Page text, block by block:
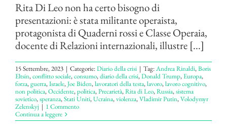
Rita Di Leo non ha certo bisogno di
presentazioni: è stata militante operaista,
protagonista di Quaderni rossi e Classe Operaia,
docente di Relazioni internazionali, illustre [...]
15 Settembre, 2023 | Categorie:Diario della crisi | Tag:Andrea Rinaldi,Boris
Eltsin,conflitto sociale,consumo,diario della crisi,Donald Trump,Europa,
forza,guerra,Israele,Joe Biden,lavoratori della testa,lavoro,lavoro cognitivo,
non politica,Occidente,politica,Precarietà,Rita di Leo,Russia,sistema
sovietico,speranza,Stati Uniti,Ucraina,violenza,Vladimir Putin,Volodymyr
Zelenskyj | 1 Commento
Continua a leggere